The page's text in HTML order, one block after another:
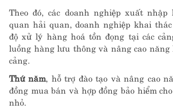
Theo đó, các doanh nghiệp xuất
quan hải quan, doanh nghiệp khai
độ xử lý hàng hoá tồn đọng tại các
luồng hàng lưu thông và nâng cao
cảng.
Thứ năm , hỗ trợ đào tạo và nâng cao
đồng mua bán và hợp đồng bảo hiểm
nhỏ.